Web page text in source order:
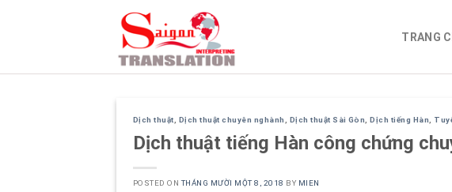
TRANG
Dịch thuật Dịch thuật chuyên nghành Dịch thuật Sài Gòn ,Dịch tiếng Hàn
Dịch thuật tiếng Hàn công chứng
POSTED ONTHÁNG MƯỜI MỘT 8, 2018 BY MIEN